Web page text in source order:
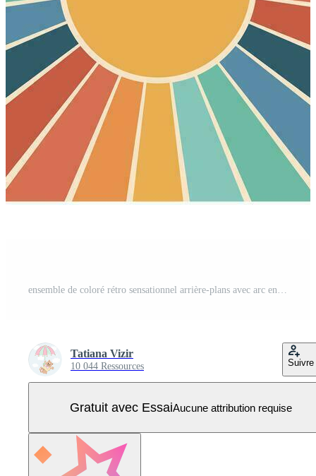
ensemble de coloré rétro sensationnel arrière-plans avec arc en ciel et Soleil. branché sensationnel impression conception pour affiches, cartes, t-shirts Vecteur Pro
Tatiana Vizir
10 044 Ressources Suivre
Gratuit avec EssaiAucune attribution requise